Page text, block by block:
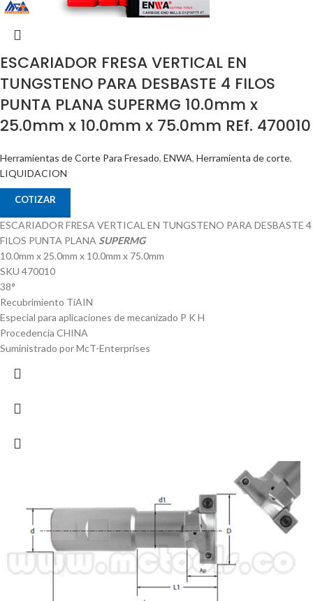
ESCARIADOR FRESA VERTICAL EN
TUNGSTENO PARA DESBASTE 4 FILOS
PUNTA PLANA SUPERMG 10.0mm x
25.0mm x 10.0mm x 75.0mm REf. 470010
Herramientas de Corte Para Fresado, ENWA, Herramienta de corte,
LIQUIDACION
COTIZAR
ESCARIADOR FRESA VERTICAL EN TUNGSTENO PARA DESBASTE 4
FILOS PUNTA PLANASUPERMG
10.0mm x 25.0mm x 10.0mm x 75.0mm
SKU 470010
38°
Recubrimiento TiAIN
Especial para aplicaciones de mecanizado P K H
Procedencia CHINA
Suministrado por McT-Enterprises